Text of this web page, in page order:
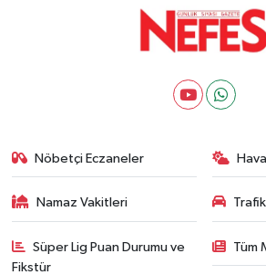
Nöbetçi Eczaneler
Namaz Vakitleri
Süper Lig Puan Durumu ve
Fikstür
Tüm